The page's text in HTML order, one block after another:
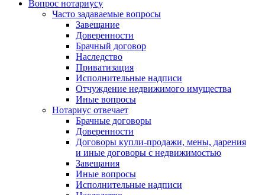
Вопрос нотариусу
Часто задаваемые вопросы
Завещание
Доверенности
Брачный договор
Наследство
Приватизация
Исполнительные надписи
Отчуждение недвижимого имущества
Иные вопросы
Нотариус отвечает
Брачные договоры
Доверенности
Договоры купли-продажи, мены, дарения
и иные договоры с недвижимостью
Завещания
Иные вопросы
Исполнительные надписи